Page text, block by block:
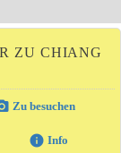
ZU CHIANG
Zu besuchen
info Info